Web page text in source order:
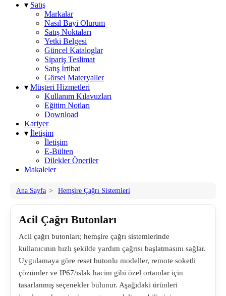
▾ Satış
Markalar
Nasıl Bayi Olurum
Satış Noktaları
Yetki Belgesi
Güncel Kataloglar
Sipariş Teslimat
Satış İrtibat
Görsel Materyaller
▾ Müşteri Hizmetleri
Kullanım Kılavuzları
Eğitim Notları
Download
Kariyer
▾ İletişim
İletişim
E-Bülten
Dilekler Öneriler
Makaleler
Ana Sayfa > Hemşire Çağrı Sistemleri
Acil Çağrı Butonları
Acil çağrı butonları; hemşire çağrı sistemlerinde
kullanıcının hızlı şekilde yardım çağrısı başlatmasını sağlar.
Uygulamaya göre reset butonlu modeller, remote soketli
çözümler ve IP67/ıslak hacim gibi özel ortamlar için
tasarlanmış seçenekler bulunur. Aşağıdaki ürünleri